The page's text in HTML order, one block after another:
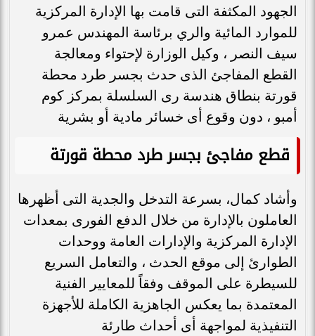
الجهود المكثفة التى قامت بها الإدارة المركزية
للموارد المائية والري برئاسة المهندس عمرو
سيف النصر ، وكيل الوزارة لإحتواء ومعالجة
القطع المفاجئ الذى حدث بجسر طرد محطة
قورتة بنطاق هندسة رى السلسلة بمركز كوم
أمبو ، دون وقوع أى خسائر مادية أو بشرية
قطع مفاجئ بجسر طرد محطة قورتة
وأشاد كمال، بسرعة التدخل والجدية التى أظهرها
العاملون بالإدارة من خلال الدفع الفورى بمعدات
الإدارة المركزية والإدارات العامة ووحدات
الطوارئ إلى موقع الحدث ، والتعامل السريع
للسيطرة على الموقف وفقاً للمعايير الفنية
المعتمدة بما يعكس الجاهزية الكاملة للأجهزة
التنفيذية لمواجهة أى أحداث طارئة